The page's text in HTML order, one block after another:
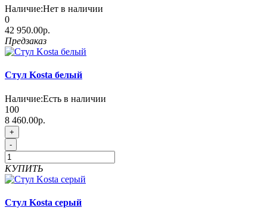
Наличие:Нет в наличии
0
42 950.00р.
Предзаказ
Стул Kosta белый
Наличие:Есть в наличии
100
8 460.00р.
+
-
КУПИТЬ
Стул Kosta серый